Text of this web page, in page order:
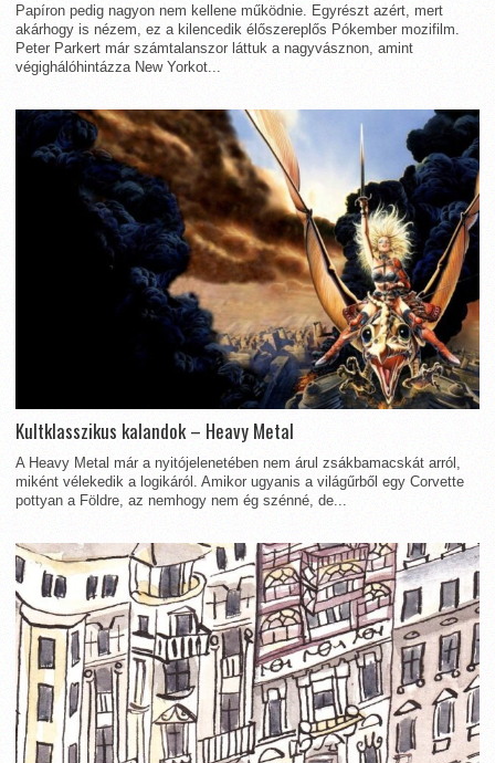
Papíron pedig nagyon nem kellene működnie. Egyrészt azért, mert
akárhogy is nézem, ez a kilencedik élőszereplős Pókember mozifilm.
Peter Parkert már számtalanszor láttuk a nagyvásznon, amint
végighálóhintázza New Yorkot...
Kultklasszikus kalandok – Heavy Metal
A Heavy Metal már a nyitójelenetében nem árul zsákbamacskát arról,
miként vélekedik a logikáról. Amikor ugyanis a világűrből egy Corvette
pottyan a Földre, az nemhogy nem ég szénné, de...